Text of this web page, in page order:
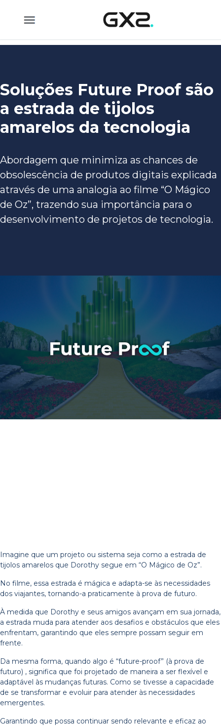
Soluções Future Proof são
a estrada de tijolos
amarelos da tecnologia
Abordagem que minimiza as chances de
obsolescência de produtos digitais explicada
através de uma analogia ao filme “O Mágico
de Oz”, trazendo sua importância para o
desenvolvimento de projetos de tecnologia.
Imagine que um projeto ou sistema seja como a estrada de
tijolos amarelos que Dorothy segue em “O Mágico de Oz”.
No filme, essa estrada é mágica e adapta-se às necessidades
dos viajantes, tornando-a praticamente à prova de futuro.
À medida que Dorothy e seus amigos avançam em sua jornada,
a estrada muda para atender aos desafios e obstáculos que eles
enfrentam, garantindo que eles sempre possam seguir em
frente.
Da mesma forma, quando algo é “future-proof” (à prova de
futuro) , significa que foi projetado de maneira a ser flexível e
adaptável às mudanças futuras. Como se tivesse a capacidade
de se transformar e evoluir para atender às necessidades
emergentes.
Garantindo que possa continuar sendo relevante e eficaz ao